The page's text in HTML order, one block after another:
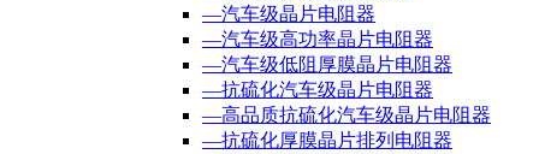
—汽车级晶片电阻器
—汽车级高功率晶片电阻器
—汽车级低阻厚膜晶片电阻器
—抗硫化汽车级晶片电阻器
—高品质抗硫化汽车级晶片电阻器
—抗硫化厚膜晶片排列电阻器